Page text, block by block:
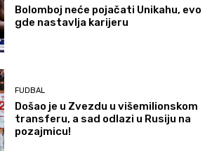
Bolomboj neće pojačati Unikahu, evo
gde nastavlja karijeru
FUDBAL
Došao je u Zvezdu u višemilionskom
transferu, a sad odlazi u Rusiju na
pozajmicu!